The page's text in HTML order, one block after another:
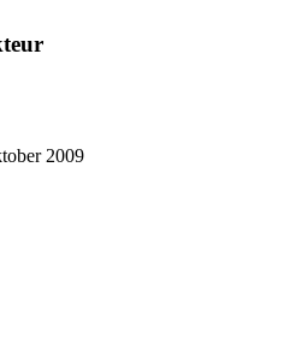
2009